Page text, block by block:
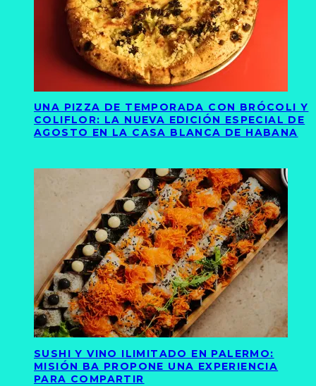
UNA PIZZA DE TEMPORADA CON BRÓCOLI Y
COLIFLOR: LA NUEVA EDICIÓN ESPECIAL DE
AGOSTO EN LA CASA BLANCA DE HABANA
SUSHI Y VINO ILIMITADO EN PALERMO:
MISIÓN BA PROPONE UNA EXPERIENCIA
PARA COMPARTIR